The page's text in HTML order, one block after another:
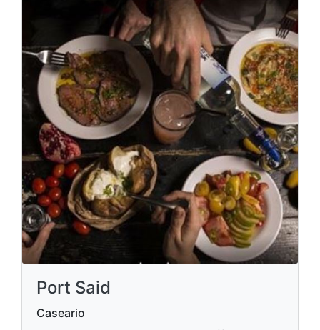
Port Said
Caseario